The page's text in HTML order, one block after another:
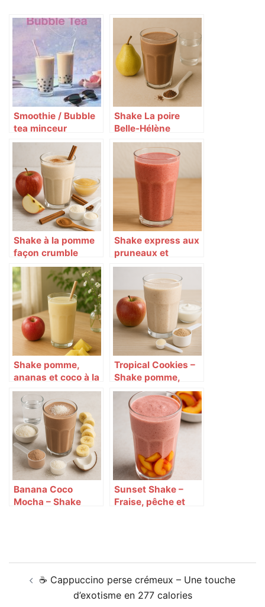
Smoothie / Bubble
tea minceur
mangue-tapioca à
la vanille et
framboise Herbalife
Shake La poire
Belle-Hélène
revisité
Shake à la pomme
façon crumble
épicé 🍏🥤
Shake express aux
pruneaux et
graines 🌰🍓
Shake pomme,
ananas et coco à la
vanille tropicale 🍍
🍏🥥
Tropical Cookies –
Shake pomme,
fruité et tout doux
🍏🍪🥭
Banana Coco
Mocha – Shake
Sunset Shake –
Fraise, pêche et
d’article☕ Cappuccino perse crémeux – Une touche
d’exotisme en 277 calories